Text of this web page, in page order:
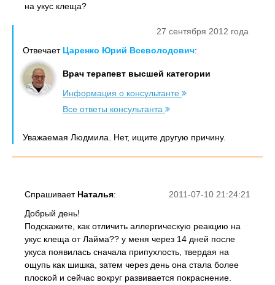
на укус клеща?
27 сентября 2012 года
Отвечает Царенко Юрий Всеволодович:
Врач терапевт высшей категории
Информация о консультанте
Все ответы консультанта
Уважаемая Людмила. Нет, ищите другую причину.
2011-07-10 21:24:21
Спрашивает Наталья:
Добрый день!
Подскажите, как отличить аллергическую реакцию на
укус клеща от Лайма?? у меня через 14 дней после
укуса появилась сначала припухлость, твердая на
ощупь как шишка, затем через день она стала более
плоской и сейчас вокруг развивается покраснение.